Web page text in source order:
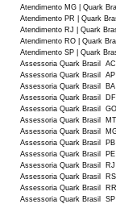
Atendimento MG | Quark
Atendimento PR | Quark
Atendimento RJ | Quark
Atendimento RO | Quark
Atendimento SP | Quark
Assessoria Quark Brasil
Assessoria Quark Brasil
Assessoria Quark Brasil
Assessoria Quark Brasil
Assessoria Quark Brasil
Assessoria Quark Brasil
Assessoria Quark Brasil
Assessoria Quark Brasil
Assessoria Quark Brasil
Assessoria Quark Brasil
Assessoria Quark Brasil
Assessoria Quark Brasil
Assessoria Quark Brasil